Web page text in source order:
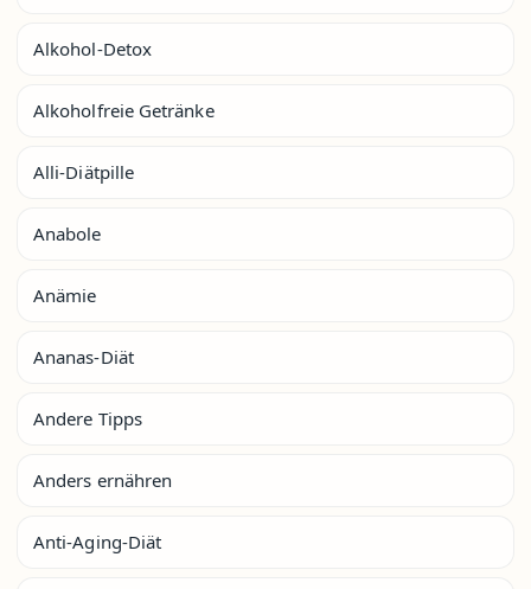
Alkohol-Detox
Alkoholfreie Getränke
Alli-Diätpille
Anabole
Anämie
Ananas-Diät
Andere Tipps
Anders ernähren
Anti-Aging-Diät